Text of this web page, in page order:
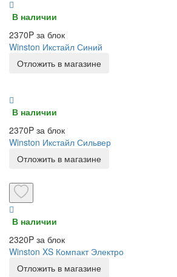
В наличии
2370P за блок
Winston Икстайл Синий
Отложить в магазине
В наличии
2370P за блок
Winston Икстайл Сильвер
Отложить в магазине
В наличии
2320P за блок
Winston XS Компакт Электро
Отложить в магазине